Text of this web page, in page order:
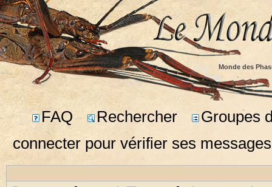
Monde des
FAQ Rechercher
Groupes
connecter pour vérifier ses